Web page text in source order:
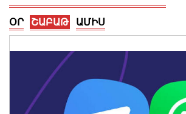
Ողբերգական դեպք Երևանում․
Կիևյան կամրջի տակ՝ ճանապարհի
երթևեկելի գոտում, հայտնաբերվել է
ՕՐ ՇԱԲԱԹ ԱՄԻՍ